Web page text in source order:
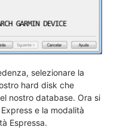
selezionare la
hard disk che
nostro database. Ora si
e la modalità
Espressa.